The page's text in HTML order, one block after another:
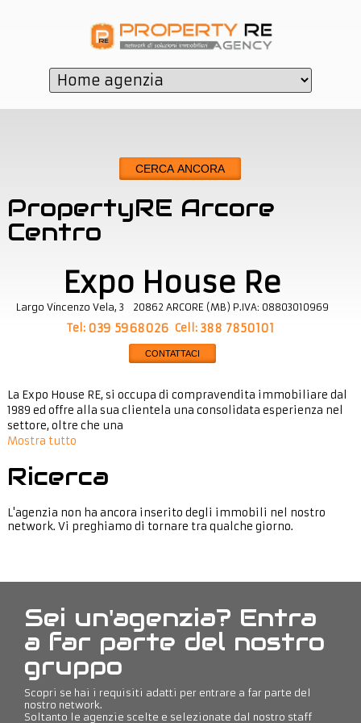
CERCA ANCORA
PropertyRE Arcore
Centro
Expo House Re
Largo Vincenzo Vela, 3 20862 ARCORE(MB ) P.IVA: 08803010969
Tel: 039 5968026 Cell: 388 7850101
CONTATTACI
La Expo House RE, si occupa di compravendita immobiliare dal
1989 ed offre alla sua clientela una consolidata esperienza nel
settore, oltre che una
Mostra tutto
Ricerca
L'agenzia non ha ancora inserito degli immobili nel nostro
network. Vi preghiamo di tornare tra qualche giorno.
Sei un'agenzia? Entra
a far parte del nostro
gruppo
Scopri se hai i requisiti adatti per entrare a far parte del
nostro network.
Soltanto le agenzie scelte e selezionate dal nostro staff